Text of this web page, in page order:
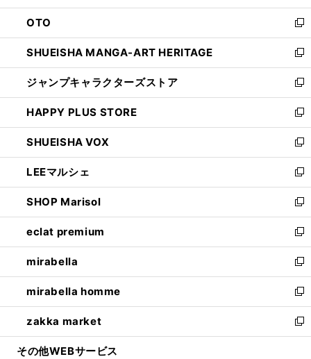
ウ
で
開
く
ン
ド
ウ
で
開
く
OTO
新
し
い
ウ
ィ
ン
ド
ウ
で
開
く
SHUEISHA MANGA-ART HERITAGE
新
し
い
ウ
ィ
ン
ド
ウ
で
開
く
ジャンプキャラクターズストア
新
し
い
ウ
ィ
ン
ド
ウ
で
開
く
HAPPY PLUS STORE
新
し
い
ウ
ィ
ン
ド
ウ
で
開
く
SHUEISHA VOX
新
し
い
ウ
ィ
ン
ド
ウ
で
開
く
LEEマルシェ
新
し
い
ウ
ィ
ン
ド
ウ
で
開
く
SHOP Marisol
新
し
い
ウ
ィ
ン
ド
ウ
で
開
eclat premium
新
し
い
ウ
ィ
ン
ド
ウ
mirabella
新
し
い
ウ
ィ
ン
mirabella homme
新
し
い
ウ
zakka market
新
し
その他WEBサービス